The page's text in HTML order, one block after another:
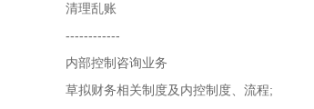
清理乱账
------------
内部控制咨询业务
草拟财务相关制度及内控制度、流程;